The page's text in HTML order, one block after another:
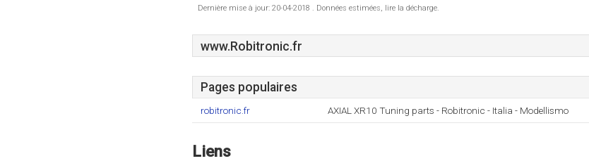
Dernière mise à jour: 20-04-2018 . Données estimées, lire la décharge.
www.Robitronic.fr
Pages populaires
robitronic.fr AXIAL XR10 Tuning parts - Robitronic - Italia - Modellismo
Liens